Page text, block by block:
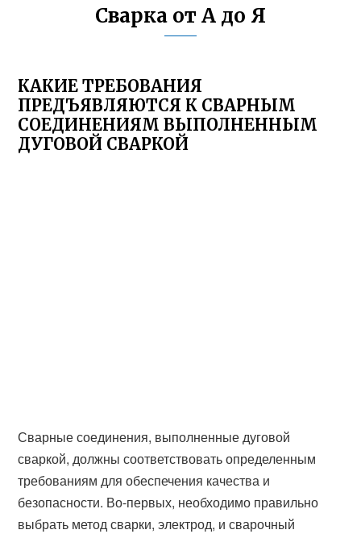
Сварка от А до Я
КАКИЕ ТРЕБОВАНИЯ
ПРЕДЪЯВЛЯЮТСЯ К СВАРНЫМ
СОЕДИНЕНИЯМ ВЫПОЛНЕННЫМ
ДУГОВОЙ СВАРКОЙ
Сварные соединения, выполненные дуговой
сваркой, должны соответствовать определенным
требованиям для обеспечения качества и
безопасности. Во-первых, необходимо правильно
выбрать метод сварки, электрод, и сварочный